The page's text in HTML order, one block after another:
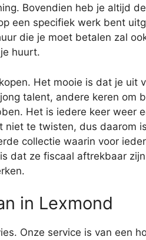
Bovendien heb je altijd
een specifiek werk bent
die je moet betalen zal
huurt.
Het mooie is dat je uit
talent, andere keren om
Het is iedere keer weer
niet te twisten, dus daarom
collectie waarin voor
dat ze fiscaal aftrekbaar
in Lexmond
Onze service is van een